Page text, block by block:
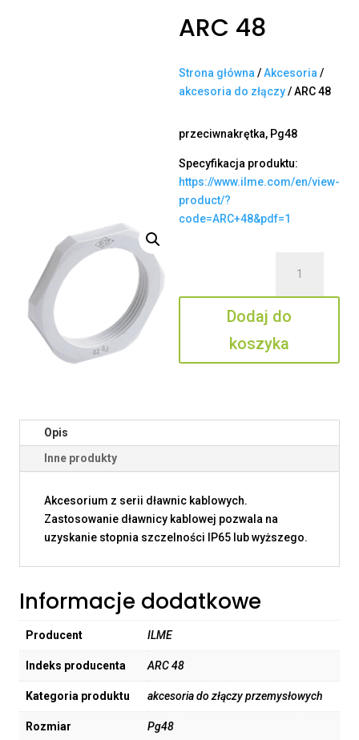
ARC 48
Strona główna /Akcesoria /
akcesoria do złączy/ ARC 48
przeciwnakrętka, Pg48
Specyfikacja produktu:
https://www.ilme.com/en/view-
product/?
code=ARC+48&pdf=1
48
Dodaj do
koszyka
Opis
Inne produkty
Akcesorium z serii dławnic kablowych.
Zastosowanie dławnicy kablowej pozwala na
uzyskanie stopnia szczelności IP65 lub wyższego.
Informacje dodatkowe
Producent ILME
Indeks producenta ARC 48
Kategoria produktu akcesoria do złączy przemysłowych
Rozmiar Pg48